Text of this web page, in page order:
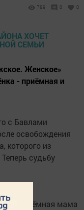
789 0 0
Женское»
- приёмная и
с Бавлами
освобождения
которого из
судьбу
но приёмная мама